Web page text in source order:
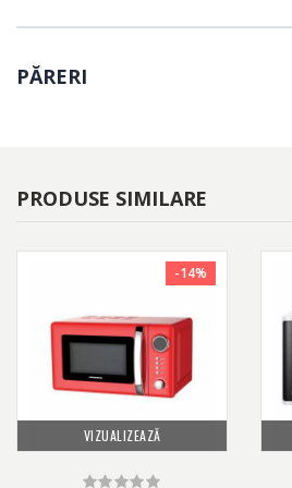
PĂRERI
PRODUSE SIMILARE
VIZUALIZEAZĂ
-14%